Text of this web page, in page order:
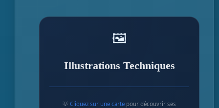
🖼️
Illustrations Techniques
💡 Cliquez sur une carte pour découvrir ses